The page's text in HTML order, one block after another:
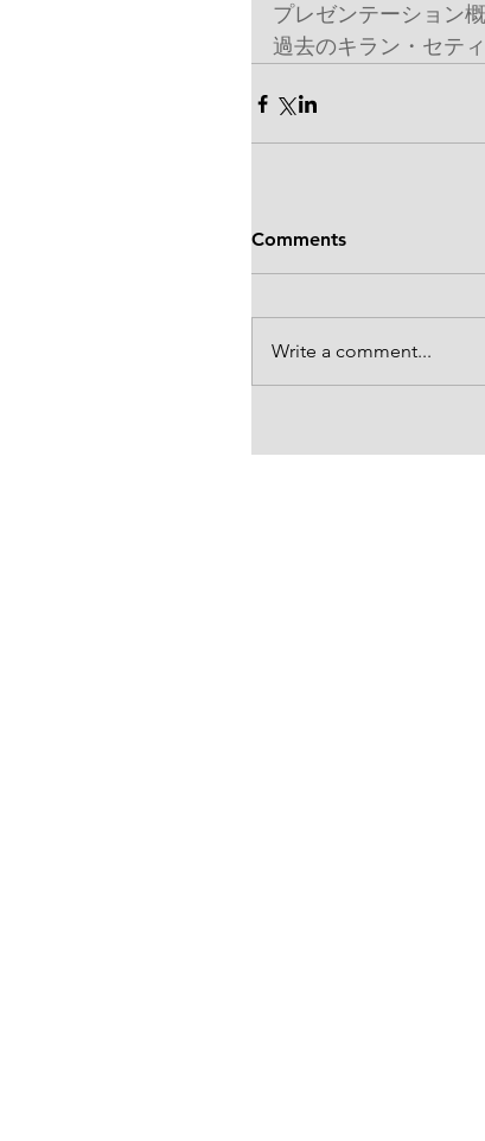
プレゼンテーション
過去のキラン・セテ
Comments
Write a comment...